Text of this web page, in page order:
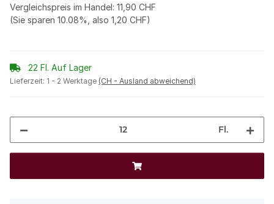
Vergleichspreis im Handel: 11,90 CHF
(Sie sparen 10.08% , also 1,20 CHF)
22 Fl. Auf Lager
Lieferzeit: 1 - 2 Werktage (CH - Ausland abweichend)
Fl.